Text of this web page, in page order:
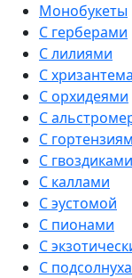
Монобукеты
С герберами
С лилиями
С
С орхидеями
С
С
С гвоздиками
С каллами
С эустомой
С пионами
С
С